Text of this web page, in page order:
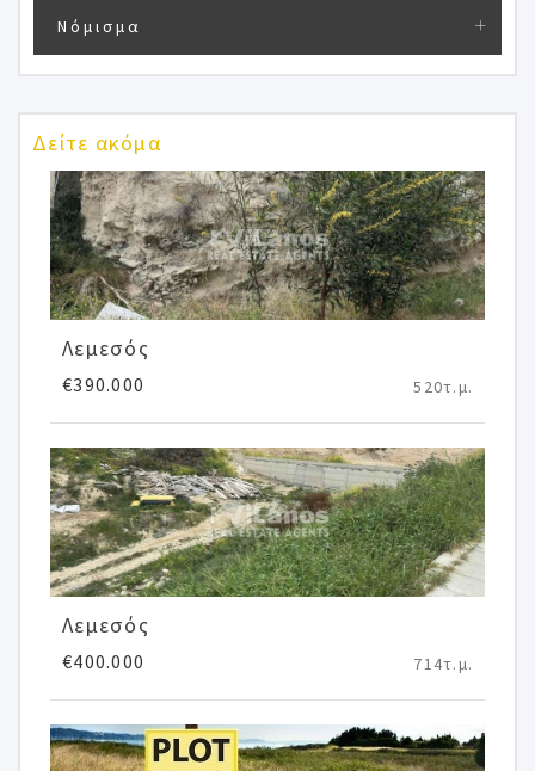
Νόμισμα
Δείτε ακόμα
Λεμεσός
€390.000 520τ.μ.
Λεμεσός
€400.000 714τ.μ.